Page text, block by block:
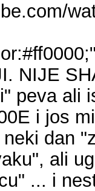
NIJE
peva ali
i jos
dan
ali
... i